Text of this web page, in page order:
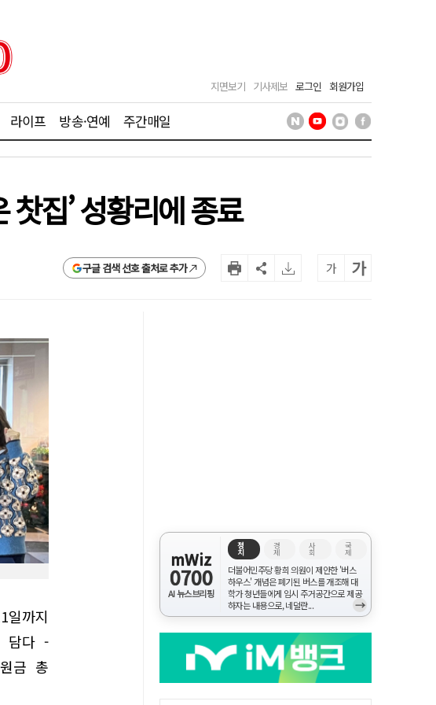
지면보기 기사제보 로그인 회원가입
라이프 방송·연예 주간매일
집’ 성황리에 종료
구글 검색 선호 출처로 추가 가 가
일까지
담다 -
금 총
mWiz
0700
AI 뉴스브리핑
정
치
경
제
사
회
국
제
더불어민주당 황희 의원이 제안한 '버스
하우스' 개념은 폐기된 버스를 개조해 대
학가 청년들에게 임시 주거공간으로 제공
하자는 내용으로, 네덜란...
→